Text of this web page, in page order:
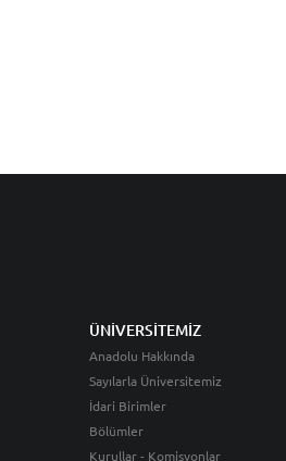
ÜNİVERSİTEMİZ
Anadolu Hakkında
Sayılarla Üniversitemiz
İdari Birimler
Bölümler
Kurullar - Komisyonlar